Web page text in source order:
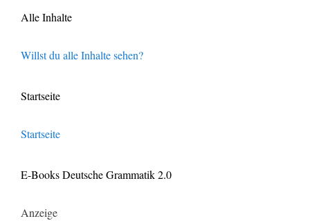
Alle Inhalte
Willst du alle Inhalte sehen?
Startseite
Startseite
E-Books Deutsche Grammatik 2.0
Anzeige